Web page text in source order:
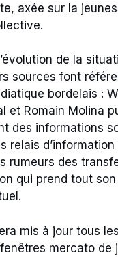
axée sur la
de la
sources font
bordelais :
et Romain Molina
des informations
relais
rumeurs des
qui prend tout
mis à jour tous
mercato de